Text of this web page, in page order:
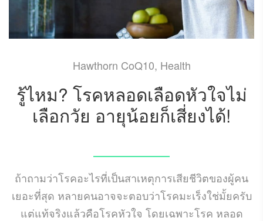
Hawthorn CoQ10, Health
รู้ไหม? โรคหลอดเลือดหัวใจไม่
เลือกวัย อายุน้อยก็เสี่ยงได้!
ถ้าถามว่าโรคอะไรที่เป็นสาเหตุการเสียชีวิตของผู้คน
เยอะที่สุด หลายคนอาจจะตอบว่าโรคมะเร็งใช่มั้ยครับ
แต่แท้จริงแล้วคือโรคหัวใจ โดยเฉพาะโรค หลอด